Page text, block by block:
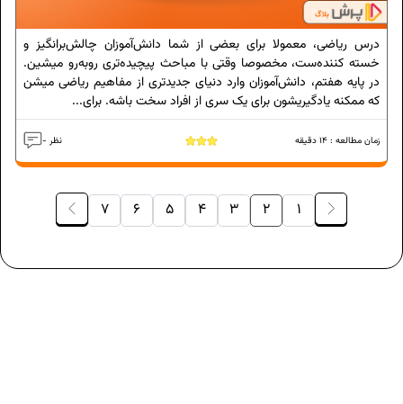
درس ریاضی، معمولا برای بعضی از شما دانش‌آموزان چالش‌برانگیز و
خسته کننده‌ست، مخصوصا وقتی با مباحث پیچیده‌تری روبه‌رو میشین.
در پایه هفتم، دانش‌آموزان وارد دنیای جدیدتری از مفاهیم ریاضی میشن
که ممکنه یادگیریشون برای یک سری از افراد سخت باشه. برای...
- نظر زمان مطالعه : 14 دقیقه
1
2
3
4
5
6
7